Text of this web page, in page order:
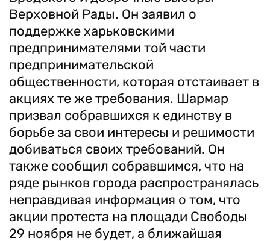
Верховной Рады. Он заявил о
поддержке харьковскими
предпринимателями той части
предпринимательской
общественности, которая отстаивает в
акциях те же требования. Шармар
призвал собравшихся к единству в
борьбе за свои интересы и решимости
добиваться своих требований. Он
также сообщил собравшимся, что на
ряде рынков города распространялась
неправдивая информация о том, что
акции протеста на площади Свободы
29 ноября не будет, а ближайшая